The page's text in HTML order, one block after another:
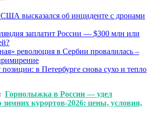
США высказался об инциденте с дронами
заплатит России — $300 млн или
революция в Сербии провалилась –
позиции: в Петербурге снова сухо и тепло
Горнолыжка в России — удел
зимних курортов-2026: цены, условия,